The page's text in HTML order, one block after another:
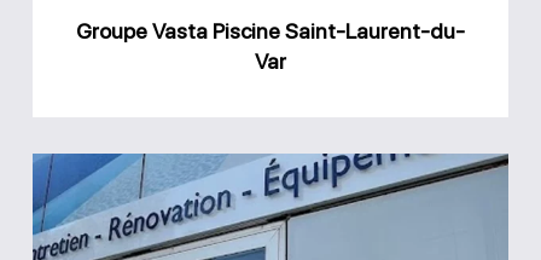
Groupe Vasta Piscine Saint-Laurent-du-
Var
Magasin
Aquareve
Antibes